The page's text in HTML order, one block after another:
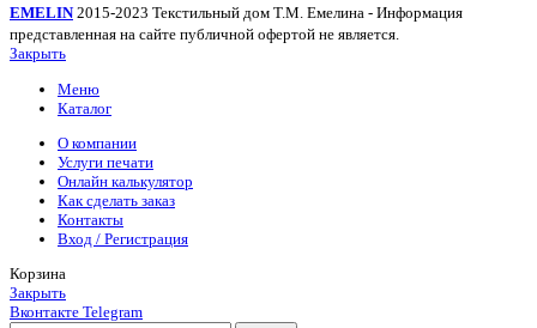
EMELIN 2015-2023 Текстильный дом Т.М. Емелина - Информация
представленная на сайте публичной офертой не является.
Закрыть
Меню
Каталог
О компании
Услуги печати
Онлайн калькулятор
Как сделать заказ
Контакты
Вход / Регистрация
Корзина
Закрыть
Вконтакте Telegram